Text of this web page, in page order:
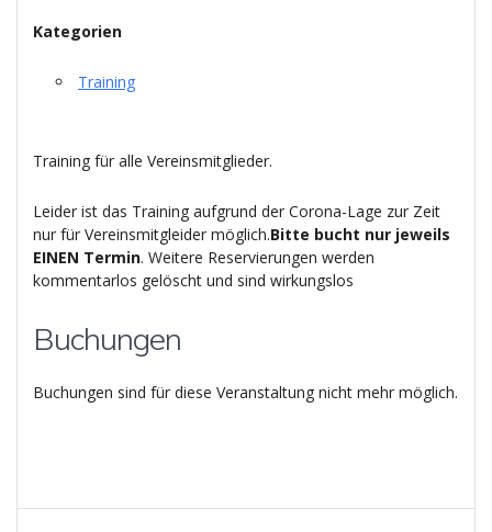
Kategorien
Training
Training für alle Vereinsmitglieder.
Leider ist das Training aufgrund der Corona-Lage zur Zeit
nur für Vereinsmitgleider möglich.Bitte bucht nur jeweils
EINEN Termin. Weitere Reservierungen werden
kommentarlos gelöscht und sind wirkungslos
Buchungen
Buchungen sind für diese Veranstaltung nicht mehr möglich.